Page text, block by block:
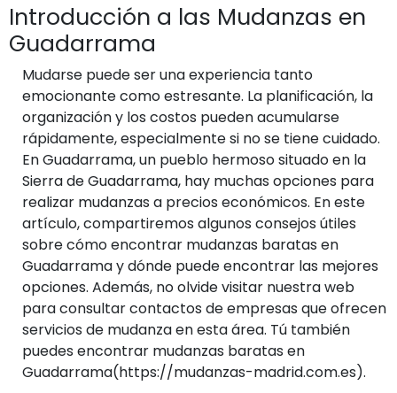
Introducción a las Mudanzas en
Guadarrama
Mudarse puede ser una experiencia tanto
emocionante como estresante. La planificación, la
organización y los costos pueden acumularse
rápidamente, especialmente si no se tiene cuidado.
En Guadarrama, un pueblo hermoso situado en la
Sierra de Guadarrama, hay muchas opciones para
realizar mudanzas a precios económicos. En este
artículo, compartiremos algunos consejos útiles
sobre cómo encontrar mudanzas baratas en
Guadarrama y dónde puede encontrar las mejores
opciones. Además, no olvide visitar nuestra web
para consultar contactos de empresas que ofrecen
servicios de mudanza en esta área. Tú también
puedes encontrar mudanzas baratas en
Guadarrama(https://mudanzas-madrid.com.es).